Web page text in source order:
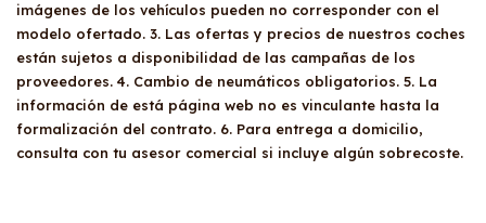
imágenes de los vehículos pueden no corresponder con el
modelo ofertado. 3. Las ofertas y precios de nuestros coches
están sujetos a disponibilidad de las campañas de los
proveedores. 4. Cambio de neumáticos obligatorios. 5. La
información de está página web no es vinculante hasta la
formalización del contrato. 6. Para entrega a domicilio,
consulta con tu asesor comercial si incluye algún sobrecoste.